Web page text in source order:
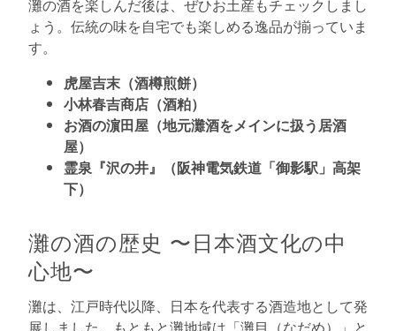
灘の酒を楽しんだ後は、ぜひお土産もチェックしまし
ょう。伝統の味を自宅でも楽しめる逸品が揃っていま
す。
虎屋吉末（酒樽煎餅）
小林春吉商店（酒粕）
お酒の濵田屋（地元灘酒をメインに扱う居酒
屋）
霊泉『沢の井』（阪神電気鉄道「御影駅」高架
下）
灘の酒の歴史 〜日本酒文化の中
心地〜
灘は、江戸時代以降、日本を代表する酒造地として発